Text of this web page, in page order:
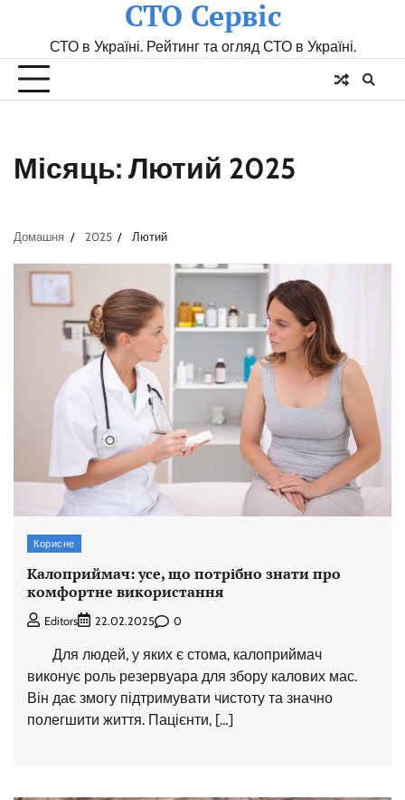
СТО Сервіс
СТО в Україні. Рейтинг та огляд СТО в Україні.
Місяць: Лютий 2025
Домашня 2025 Лютий
Корисне
Калоприймач: усе, що потрібно знати про
комфортне використання
Editors 22.02.2025 0
Для людей, у яких є стома, калоприймач
виконує роль резервуара для збору калових мас.
Він дає змогу підтримувати чистоту та значно
полегшити життя. Пацієнти, […]